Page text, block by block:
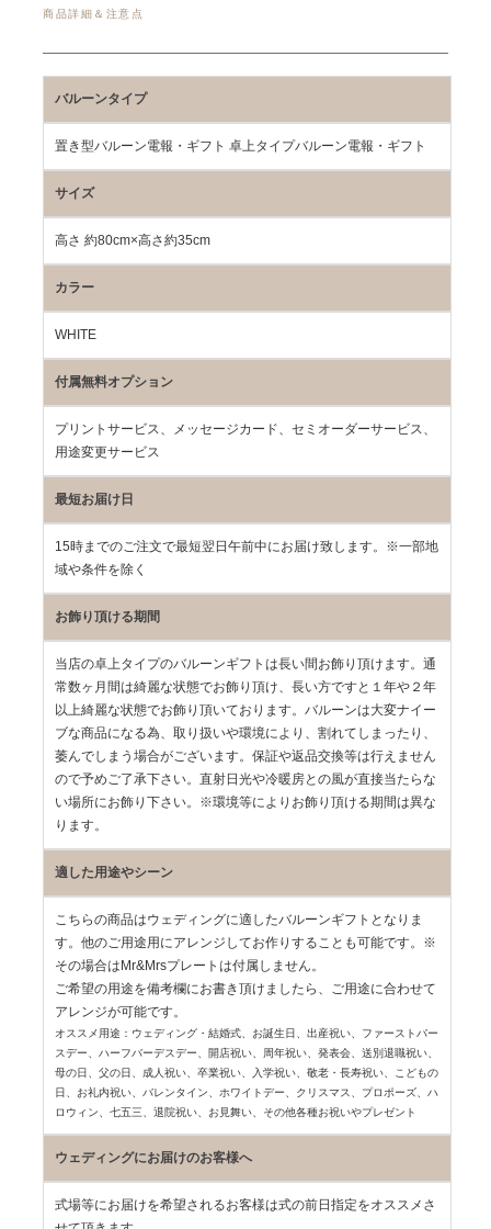
商品詳細＆注意点
バルーンタイプ
置き型バルーン電報・ギフト 卓上タイプバルーン電報・ギフト
サイズ
高さ 約80cm×高さ約35cm
カラー
WHITE
付属無料オプション
プリントサービス、メッセージカード、セミオーダーサービス、
用途変更サービス
最短お届け日
15時までのご注文で最短翌日午前中にお届け致します。※一部地
域や条件を除く
お飾り頂ける期間
当店の卓上タイプのバルーンギフトは長い間お飾り頂けます。通
常数ヶ月間は綺麗な状態でお飾り頂け、長い方ですと１年や２年
以上綺麗な状態でお飾り頂いております。バルーンは大変ナイー
ブな商品になる為、取り扱いや環境により、割れてしまったり、
萎んでしまう場合がございます。保証や返品交換等は行えません
ので予めご了承下さい。直射日光や冷暖房との風が直接当たらな
い場所にお飾り下さい。※環境等によりお飾り頂ける期間は異な
ります。
適した用途やシーン
こちらの商品はウェディングに適したバルーンギフトとなりま
す。他のご用途用にアレンジしてお作りすることも可能です。 ※
その場合はMr&Mrsプレートは付属しません。
ご希望の用途を備考欄にお書き頂けましたら、ご用途に合わせて
アレンジが可能です。
オススメ用途：ウェディング・結婚式、お誕生日、出産祝い、ファーストバー
スデー、ハーフバーデスデー、開店祝い、周年祝い、発表会、送別退職祝い、
母の日、父の日、 成人祝い、卒業祝い、入学祝い、敬老・長寿祝い、こどもの
日、お礼内祝い、バレンタイン、ホワイトデー、クリスマス、プロポーズ、ハ
ロウィン、七五三、退院祝い、お見舞い、その他各種お祝いやプレゼント
ウェディングにお届けのお客様へ
式場等にお届けを希望されるお客様は式の前日指定をオススメさ